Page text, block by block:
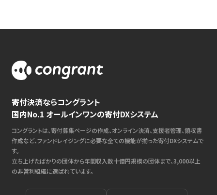
寄付決済ならコングラント
国内No.1 オールインワンの寄付DXシステム
コングラントは、寄付募集ページの作成、オンライン決済、支援者管理、領収書
作成など、ファンドレイジングに必要な全ての機能が揃った寄付DXシステムで
す。
立ち上げたばかりの団体から年間収入数十億円規模の団体まで、3,000以上
の非営利組織に選ばれています。